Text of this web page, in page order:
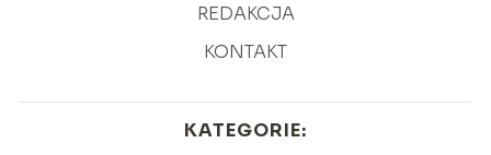
REDAKCJA
KONTAKT
KATEGORIE: